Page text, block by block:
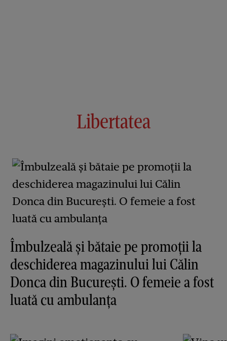
Libertatea
Îmbulzeală și bătaie pe promoții la
deschiderea magazinului lui Călin
Donca din București. O femeie a fost
luată cu ambulanța